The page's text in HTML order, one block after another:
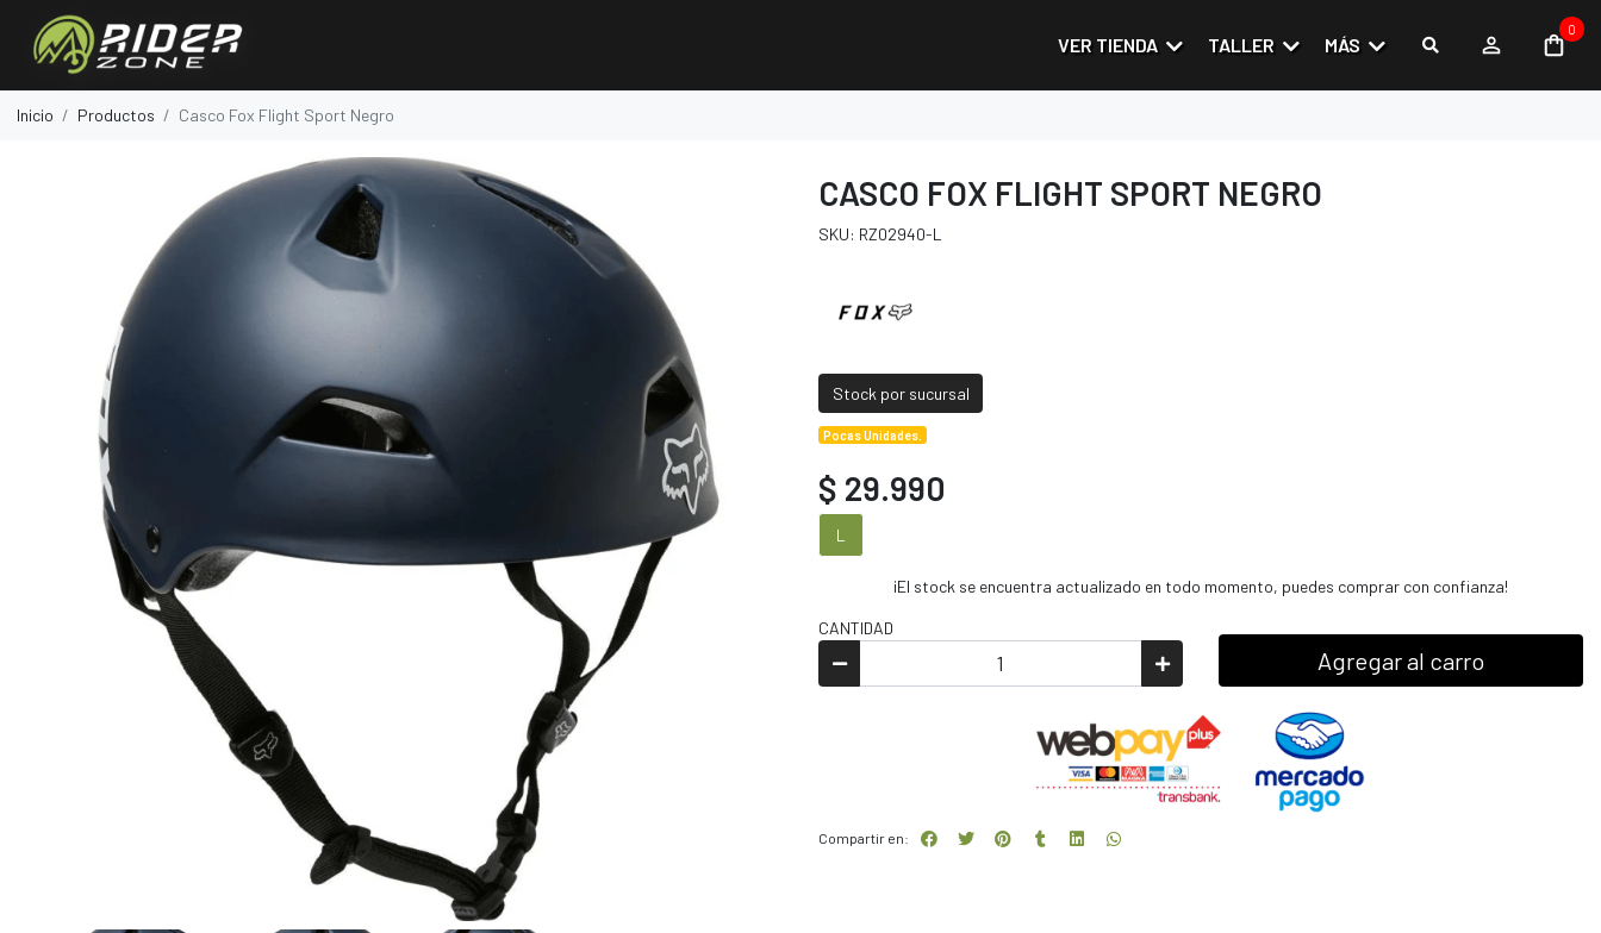
VER TIENDA TALLER MÁS
0
Inicio Productos Casco Fox Flight Sport Negro
CASCO FOX FLIGHT SPORT NEGRO
SKU: RZ02940-L
Stock por sucursal
Pocas Unidades.
$ 29.990
L
¡El stock se encuentra actualizado en todo momento, puedes comprar con confianza!
CANTIDAD
Agregar al carro
Compartir en: